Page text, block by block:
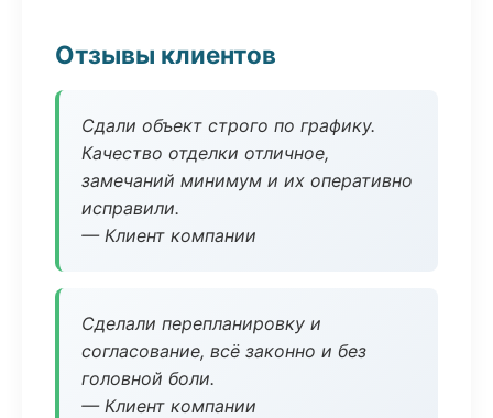
Отзывы клиентов
Сдали объект строго по графику.
Качество отделки отличное,
замечаний минимум и их оперативно
исправили.
— Клиент компании
Сделали перепланировку и
согласование, всё законно и без
головной боли.
— Клиент компании